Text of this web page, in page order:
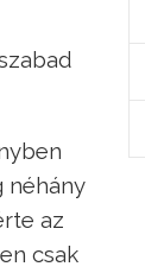
néhány
az
csak